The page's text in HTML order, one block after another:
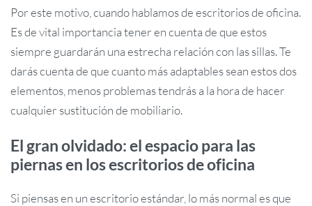
Por este motivo, cuando hablamos de escritorios de oficina.
Es de vital importancia tener en cuenta de que estos
siempre guardarán una estrecha relación con las sillas. Te
darás cuenta de que cuanto más adaptables sean estos dos
elementos, menos problemas tendrás a la hora de hacer
cualquier sustitución de mobiliario.
El gran olvidado: el espacio para las
piernas en los escritorios de oficina
Si piensas en un escritorio estándar, lo más normal es que